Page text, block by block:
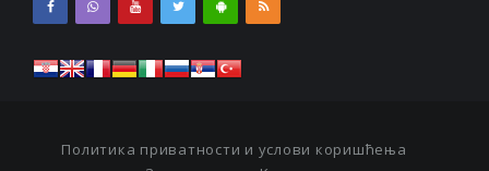
Политика приватности и услови коришћења